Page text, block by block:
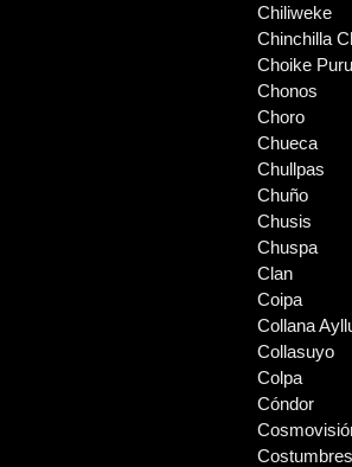
Chiliweke
Chinchilla
Choike
Chonos
Choro
Chueca
Chullpas
Chuño
Chusis
Chuspa
Clan
Coipa
Collana
Collasuyo
Colpa
Cóndor
Costumbres